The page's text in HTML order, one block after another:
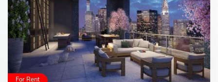
For Rent